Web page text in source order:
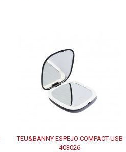
TEU&BANNY ESPEJO COMPACT USB
403026